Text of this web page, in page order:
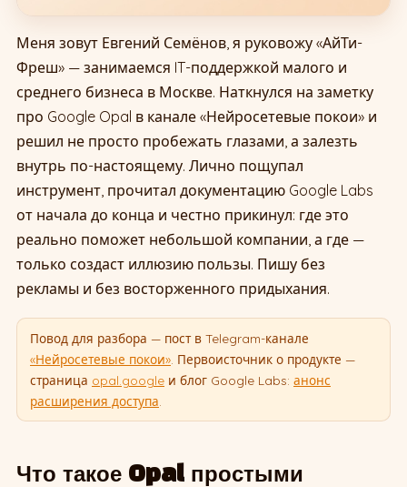
Меня зовут Евгений Семёнов, я руковожу «АйТи-
Фреш» — занимаемся IT-поддержкой малого и
среднего бизнеса в Москве. Наткнулся на заметку
про Google Opal в канале «Нейросетевые покои» и
решил не просто пробежать глазами, а залезть
внутрь по-настоящему. Лично пощупал
инструмент, прочитал документацию Google Labs
от начала до конца и честно прикинул: где это
реально поможет небольшой компании, а где —
только создаст иллюзию пользы. Пишу без
рекламы и без восторженного придыхания.
Повод для разбора — пост в Telegram-канале
«Нейросетевые покои» . Первоисточник о продукте —
страница opal.google и блог Google Labs: анонс
расширения доступа
Что такое Opal простыми